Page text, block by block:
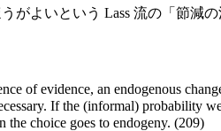
がよいという Lass 流の「節減の
of evidence, an endogenous
If the (informal) probability
the choice goes to endogeny. (209)